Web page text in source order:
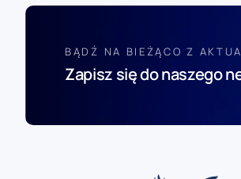
BĄDŹ NA BIEŻĄCO Z
Zapisz się do naszego